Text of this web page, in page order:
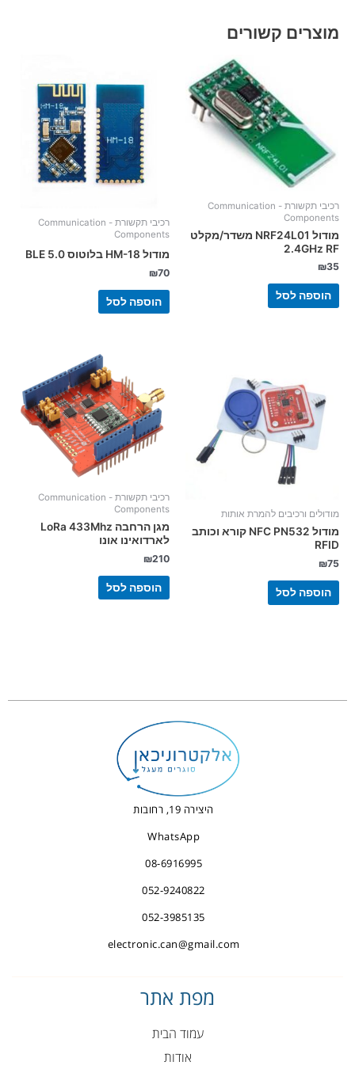
מוצרים קשורים
רכיבי תקשורת - Communication
Components
מודול NRF24L01 משדר/מקלט
2.4GHz RF
₪35
הוספה לסל
רכיבי תקשורת - Communication
Components
מודול HM-18 בלוטוס BLE 5.0
₪70
הוספה לסל
מודולים ורכיבים להמרת אותות
מודול NFC PN532 קורא וכותב
RFID
₪75
הוספה לסל
רכיבי תקשורת - Communication
Components
מגן הרחבה LoRa 433Mhz
לארדואינו אונו
₪210
הוספה לסל
היצירה 19, רחובות
WhatsApp
08-6916995
052-9240822
052-3985135
electronic.can@gmail.com
מפת אתר
עמוד הבית
אודות